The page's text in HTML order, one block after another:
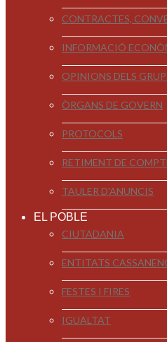
CONTRACTES,
INFORMACIÓ
OPINIONS DELS
ÒRGANS DE GOVERN
PROTOCOLS
RETIMENT DE
TAULER D'ANUNCIS
EL POBLE
CIUTADANIA
ENTITATS
FESTES I FIRES
IGUALTAT